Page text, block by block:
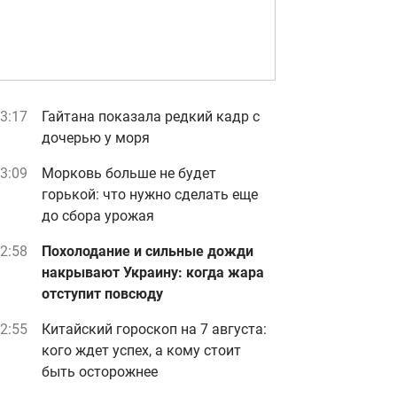
Гайтана показала редкий кадр с
дочерью у моря
Морковь больше не будет
горькой: что нужно сделать еще
до сбора урожая
Похолодание и сильные дожди
накрывают Украину: когда жара
отступит повсюду
Китайский гороскоп на 7 августа:
кого ждет успех, а кому стоит
быть осторожнее